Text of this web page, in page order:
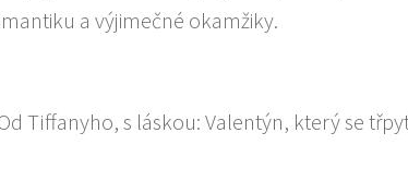
a výjimečné okamžiky.